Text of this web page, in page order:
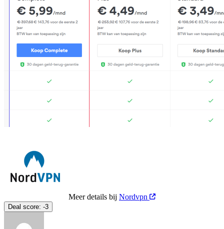
Meer details bij Nordvpn
Deal score: -3